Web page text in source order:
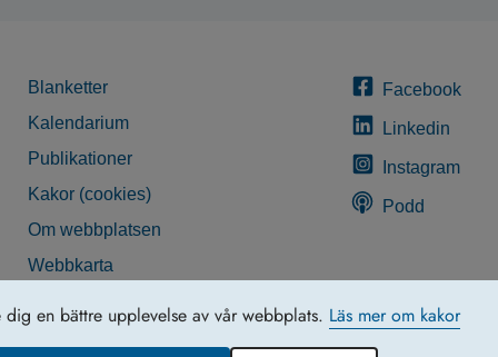
en bättre upplevelse av vår webbplats. Läs mer om kakor
Blanketter
Kalendarium
Publikationer
Kakor (cookies)
Om webbplatsen
Webbkarta
Facebook
Linkedin
Instagram
Podd